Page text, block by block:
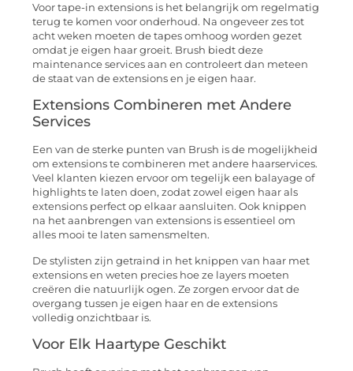
Voor tape-in extensions is het belangrijk om regelmatig
terug te komen voor onderhoud. Na ongeveer zes tot
acht weken moeten de tapes omhoog worden gezet
omdat je eigen haar groeit. Brush biedt deze
maintenance services aan en controleert dan meteen
de staat van de extensions en je eigen haar.
Extensions Combineren met Andere
Services
Een van de sterke punten van Brush is de mogelijkheid
om extensions te combineren met andere haarservices.
Veel klanten kiezen ervoor om tegelijk een balayage of
highlights te laten doen, zodat zowel eigen haar als
extensions perfect op elkaar aansluiten. Ook knippen
na het aanbrengen van extensions is essentieel om
alles mooi te laten samensmelten.
De stylisten zijn getraind in het knippen van haar met
extensions en weten precies hoe ze layers moeten
creëren die natuurlijk ogen. Ze zorgen ervoor dat de
overgang tussen je eigen haar en de extensions
volledig onzichtbaar is.
Voor Elk Haartype Geschikt